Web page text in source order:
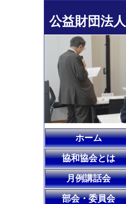
公益財団法人
ホーム
協和協会とは
月例講話会
部会・委員会